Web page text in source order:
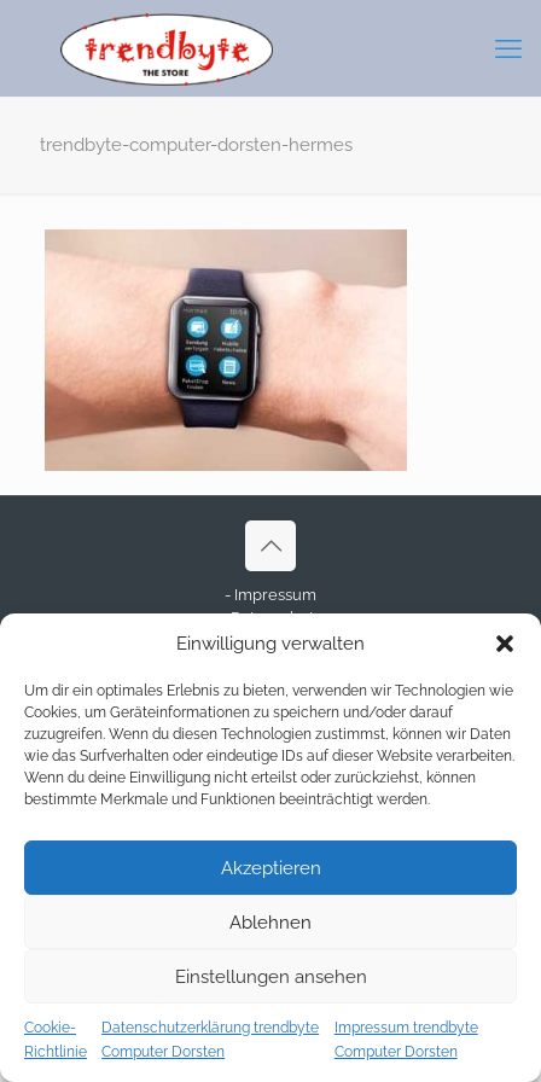
Einwilligung verwalten
Um dir ein optimales Erlebnis zu bieten, verwenden wir Technologien wie
Cookies, um Geräteinformationen zu speichern und/oder darauf
zuzugreifen. Wenn du diesen Technologien zustimmst, können wir Daten
wie das Surfverhalten oder eindeutige IDs auf dieser Website verarbeiten.
Wenn du deine Einwilligung nicht erteilst oder zurückziehst, können
bestimmte Merkmale und Funktionen beeinträchtigt werden.
Akzeptieren
Ablehnen
Einstellungen ansehen
Cookie-
Richtlinie
Datenschutzerklärung trendbyte
Computer Dorsten
Impressum trendbyte
Computer Dorsten
trendbyte-computer-dorsten-hermes
- Impressum
- Datenschutz
- Disclaimer
© Copyright 2023 - trendbyte.de